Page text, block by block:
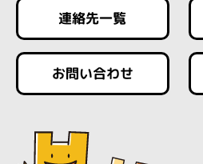
連絡先一覧
お問い合わせ